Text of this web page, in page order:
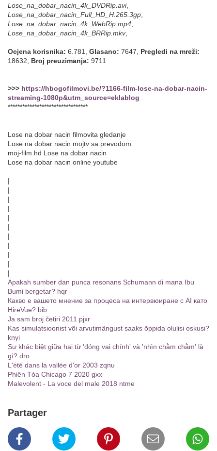
Lose_na_dobar_nacin_4k_DVDRip.avi,
Lose_na_dobar_nacin_Full_HD_H.265.3gp
Lose_na_dobar_nacin_4k_WebRip.mp4
Lose_na_dobar_nacin_4k_BRRip.mkv,
Ocjena korisnika: 6.781, Glasano: 7647, Pregledi na mreži:
18632, Broj preuzimanja: 9711
>>> https://hbogofilmovi.be/?1166-film-lose-na-dobar-nacin-
streaming-1080p&utm_source=eklablog
*********************************
Lose na dobar nacin filmovita gledanje
Lose na dobar nacin mojtv sa prevodom
moj-film hd Lose na dobar nacin
Lose na dobar nacin online youtube
|
|
|
|
|
|
|
|
|
|
|
Apakah sumber dan punca resonans Schumann di mana Ibu
Bumi bergetar? hqr
Какво е вашето мнение за процеса на интервюиране с AI като
HireVue? bib
Ja sam broj četiri 2011 pjxr
Kas simulatsioonist või arvutimängust saaks õppida olulisi oskusi?
knyi
Sự khác biệt giữa hai từ 'đóng vai chính' và 'nhìn chằm chằm' là
gì? dro
L'été dans la vallée d'or 2003 zqnu
Phiên Tòa Chicago 7 2020 gxx
Malevolent - La voce del male 2018 ntme
Partager